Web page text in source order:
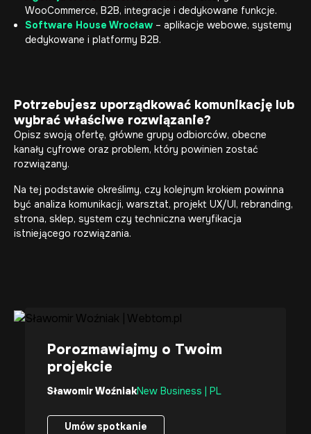
WooCommerce, B2B, integracje i dedykowane funkcje.
Software House Wrocław – aplikacje webowe, systemy
dedykowane i platformy B2B.
Potrzebujesz uporządkować komunikację lub
wybrać właściwe rozwiązanie?
Opisz swoją ofertę, główne grupy odbiorców, obecne
kanały cyfrowe oraz problem, który powinien zostać
rozwiązany.
Na tej podstawie określimy, czy kolejnym krokiem powinna
być analiza komunikacji, warsztat, projekt UX/UI, rebranding,
strona, sklep, system czy techniczna weryfikacja
istniejącego rozwiązania.
Porozmawiajmy o Twoim
projekcie
Sławomir WoźniakNew Business | PL
Umów spotkanie